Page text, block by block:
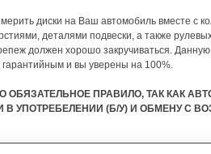
диски на Ваш автомобиль вместе с
деталями подвески, а также
должен хорошо закручиваться.
гарантийным и вы уверены на 100%.
ПРАВИЛО, ТАК КАК
(Б/У) И ОБМЕНУ С